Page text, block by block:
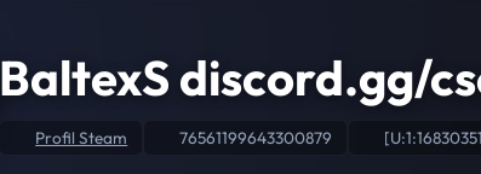
BaltexS discord.gg/
Profil Steam 76561199643300879